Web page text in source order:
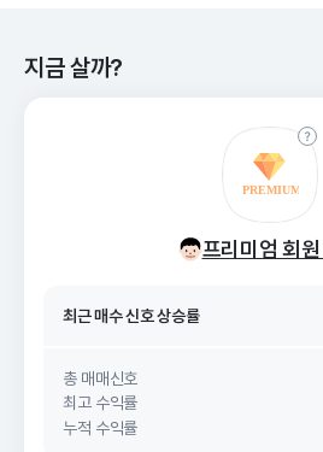
지금 살까?
프리미엄 회
26. 08/09
최근 매수 신호 상승률
최근 매수 신호
총 매매신호
최고 수익률
누적 수익률